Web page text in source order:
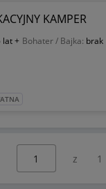
KAMPER
lat + Bohater / Bajka: brak
z 1